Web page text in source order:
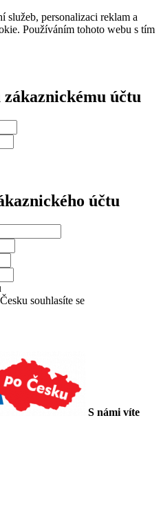
služeb, personalizaci reklam a
Používáním tohoto webu s tím
účtu
účtu
souhlasíte se
S námi víte